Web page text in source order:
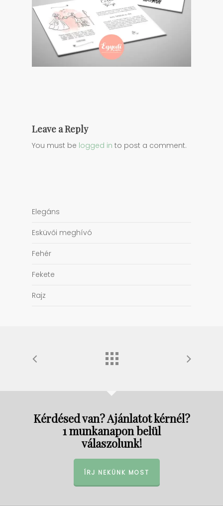
Leave a Reply
You must be logged in to post a comment.
Elegáns
Esküvői meghívó
Fehér
Fekete
Rajz
Kérdésed van? Ajánlatot kérnél?
1 munkanapon belül
válaszolunk!
ÍRJ NEKÜNK MOST